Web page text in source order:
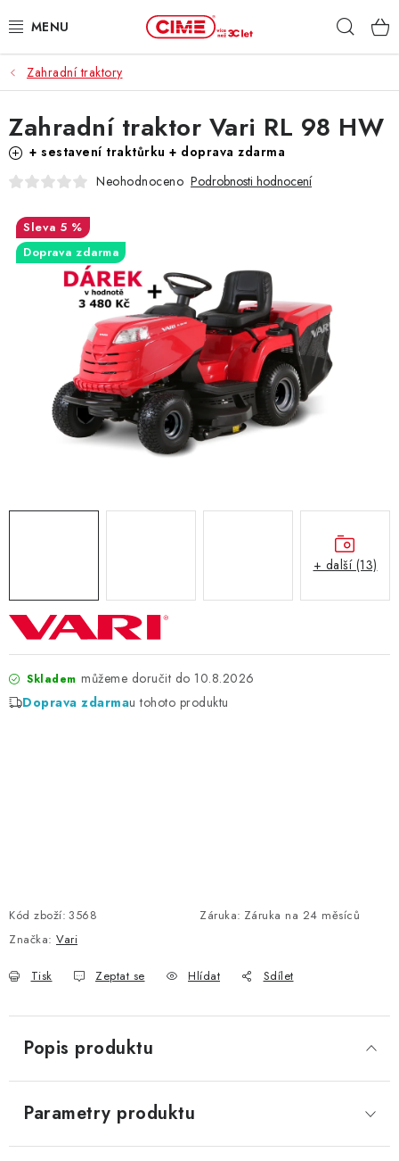
na
ZAHRADA, LES
DÍLNA, STAVBA
ELEKTROMOBILITA
PROFI STROJE
PRODEJNY
ZNAČKY
OCHRANA OSOBNÍCH ÚDAJŮ
REKLAMACE ZAKOUPENÉHO ZBOŽÍ
Zahradní traktory
Skladem
10.8.2026
Doprava zdarmau tohoto produktu
Kód zboží: 3568 Záruka: Záruka na 24 měsíců
Značka: Vari
Tisk Zeptat se Hlídat Sdílet
Zahradní traktor Vari RL 98 HW
+ sestavení traktůrku + doprava zdarma
Neohodnoceno Podrobnosti hodnocení
5 %
Doprava zdarma
+ další (13)
Popis produktu
Parametry produktu